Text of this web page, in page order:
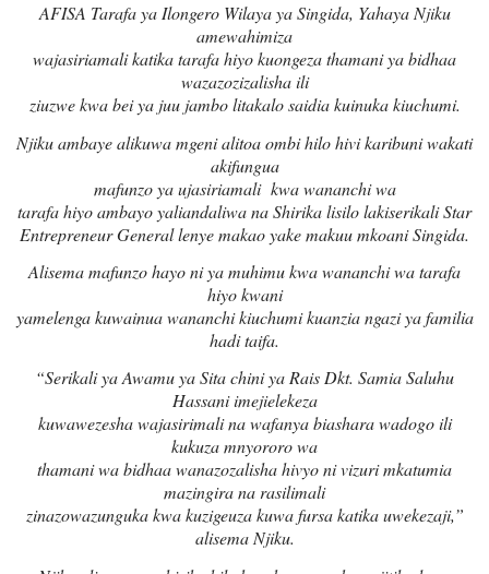
AFISA Tarafa ya Ilongero Wilaya ya Singida, Yahaya Njiku
amewahimiza
wajasiriamali katika tarafa hiyo kuongeza thamani ya bidhaa
wazazozizalisha ili
ziuzwe kwa bei ya juu jambo litakalo saidia kuinuka kiuchumi.
Njiku ambaye alikuwa mgeni alitoa ombi hilo hivi karibuni wakati
akifungua
mafunzo ya ujasiriamali kwa wananchi wa
tarafa hiyo ambayo yaliandaliwa na Shirika lisilo lakiserikali Star
Entrepreneur General lenye makao yake makuu mkoani Singida.
Alisema mafunzo hayo ni ya muhimu kwa wananchi wa tarafa
hiyo kwani
yamelenga kuwainua wananchi kiuchumi kuanzia ngazi ya familia
hadi taifa.
“Serikali ya Awamu ya Sita chini ya Rais Dkt. Samia Saluhu
Hassani imejielekeza
kuwawezesha wajasirimali na wafanya biashara wadogo ili
kukuza mnyororo wa
thamani wa bidhaa wanazozalisha hivyo ni vizuri mkatumia
mazingira na rasilimali
zinazowazunguka kwa kuzigeuza kuwa fursa katika uwekezaji,”
alisema Njiku.